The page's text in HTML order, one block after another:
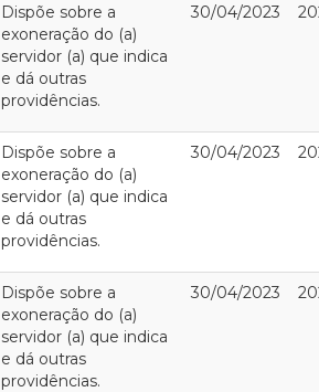
Dispõe sobre a
exoneração do (a)
servidor (a) que indica
e dá outras
providências.
30/04/2023
Dispõe sobre a
exoneração do (a)
servidor (a) que indica
e dá outras
providências.
30/04/2023
Dispõe sobre a
exoneração do (a)
servidor (a) que indica
e dá outras
providências.
30/04/2023